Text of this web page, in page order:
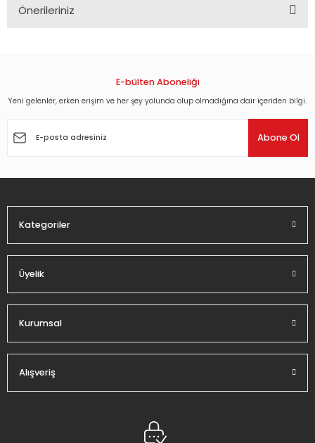
Önerileriniz
Görüş ve önerileriniz için teşekkür ederiz.
Ürün açıklamasında eksik bilgiler bulunuyor.
Ürün fiyatı diğer sitelerden daha pahalı.
E-bülten Aboneliği
Yeni gelenler, erken erişim ve her şey yolunda olup olmadığına dair içeriden bilgi.
Abone Ol
Kategoriler
Üyelik
Kurumsal
Alışveriş